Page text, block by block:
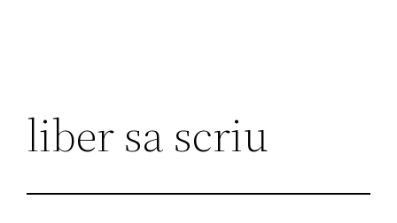
liber sa scriu